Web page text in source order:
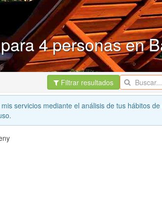
4 personas en
Filtrar resultados
servicios mediante el análisis de tus hábitos